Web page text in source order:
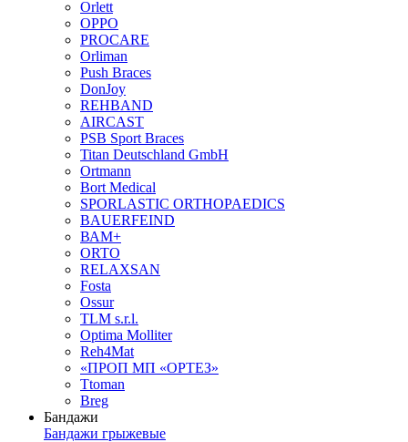
Orlett
OPPO
PROCARE
Orliman
Push Braces
DonJoy
REHBAND
AIRCAST
PSB Sport Braces
Titan Deutschland GmbH
Ortmann
Bort Medical
SPORLASTIC ORTHOPAEDICS
BAUERFEIND
ВАМ+
ORTO
RELAXSAN
Fosta
Ossur
TLM s.r.l.
Optima Molliter
Reh4Mat
«ПРОП МП «ОРТЕЗ»
Ttoman
Breg
Бандажи
Бандажи грыжевые